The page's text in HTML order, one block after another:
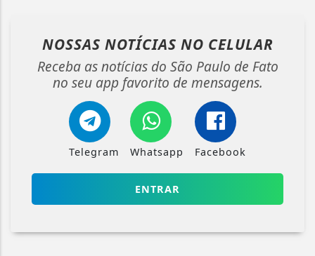
NOSSAS NOTÍCIAS NO CELULAR
Receba as notícias do São Paulo de Fato
no seu app favorito de mensagens.
Telegram Whatsapp Facebook
ENTRAR